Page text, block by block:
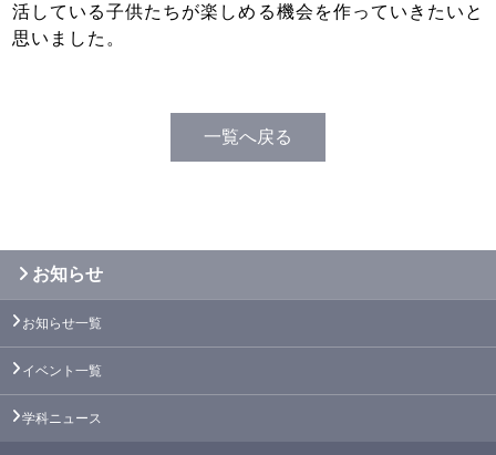
活している子供たちが楽しめる機会を作っていきたいと
思いました。
一覧へ戻る
お知らせ
お知らせ一覧
イベント一覧
学科ニュース